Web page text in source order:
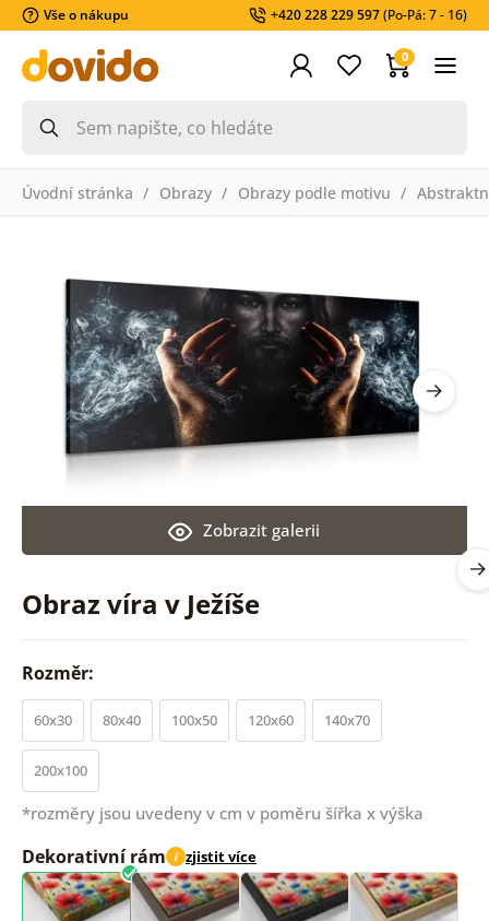
Vše o nákupu +420 228 229 597(Po-Pá: 7 - 16)
0
Úvodní stránka Obrazy Obrazy podle motivu
Obraz víra v Ježíše
Zobrazit galerii
Rozměr:
60x30 80x40 100x50 120x60 140x70
200x100
*rozměry jsou uvedeny v cm v poměru šířka x výška
Dekorativní rám i zjistit více